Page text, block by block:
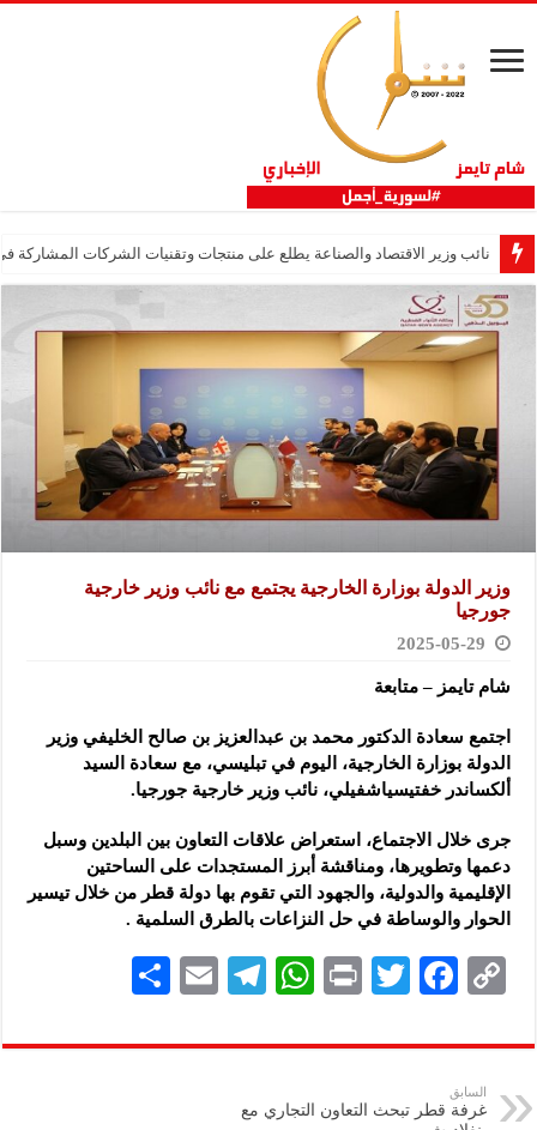
نائب وزير الاقتصاد والصناعة يطلع على منتجات وتقنيات الشركات المشاركة في
و‎زير الدولة بوزارة الخارجية يجتمع مع نائب وزير خارجية
جورجيا
2025-05-29
شام تايمز – متابعة
‏‎اجتمع سعادة الدكتور محمد بن عبدالعزيز بن صالح الخليفي وزير
الدولة بوزارة الخارجية، اليوم في تبليسي، مع سعادة السيد
ألكساندر خفتيسياشفيلي، نائب وزير خارجية جورجيا.
‏جرى خلال الاجتماع، استعراض علاقات التعاون بين البلدين وسبل
دعمها وتطويرها، ومناقشة أبرز المستجدات على الساحتين
الإقليمية والدولية، والجهود التي تقوم بها دولة قطر من خلال تيسير
الحوار والوساطة في حل النزاعات بالطرق السلمية .
C
p
y
F
eb
T
tt
P
nt
W
at
Te
gr
E
ai
ar
السابق
غرفة قطر تبحث التعاون التجاري مع